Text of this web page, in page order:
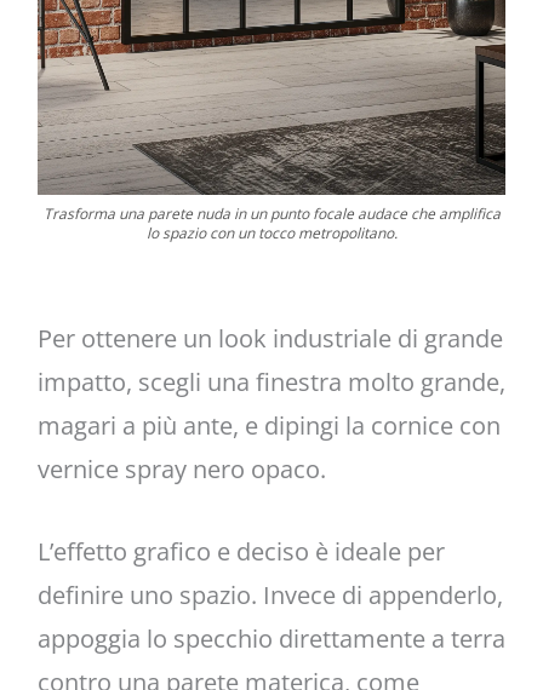
Trasforma una parete nuda in un punto focale audace che amplifica
lo spazio con un tocco metropolitano.
Per ottenere un look industriale di grande
impatto, scegli una finestra molto grande,
magari a più ante, e dipingi la cornice con
vernice spray nero opaco.
L’effetto grafico e deciso è ideale per
definire uno spazio. Invece di appenderlo,
appoggia lo specchio direttamente a terra
contro una parete materica, come